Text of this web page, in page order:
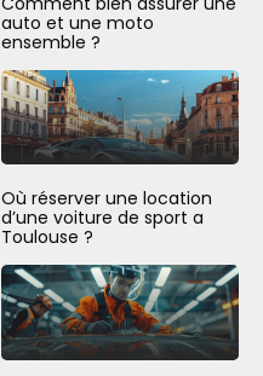
auto et une moto
ensemble ?
Où réserver une location
d’une voiture de sport a
Toulouse ?